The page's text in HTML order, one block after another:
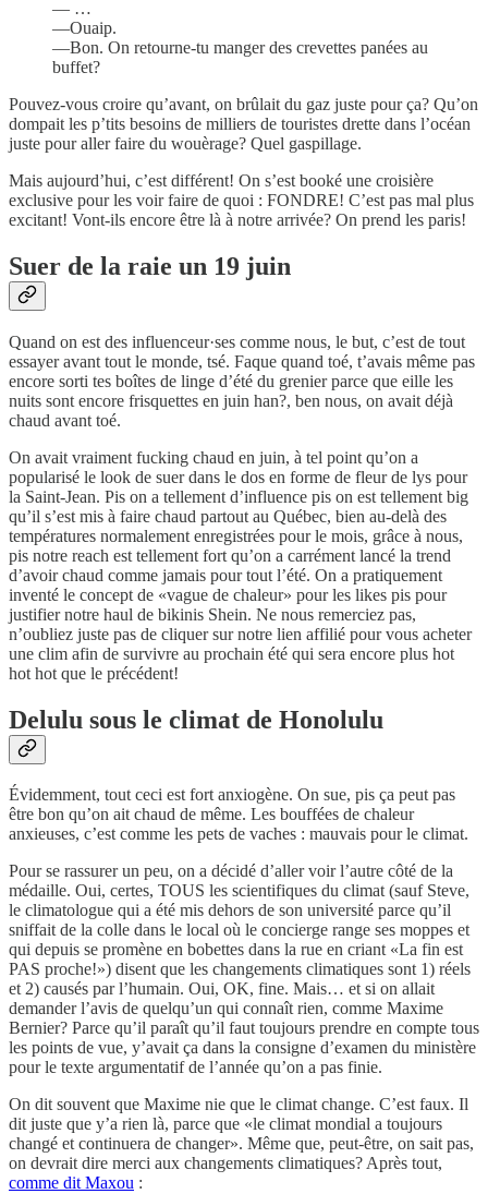
— …
—Ouaip.
—Bon. On retourne-tu manger des crevettes panées au
buffet?
Pouvez-vous croire qu’avant, on brûlait du gaz juste pour ça? Qu’on
dompait les p’tits besoins de milliers de touristes drette dans l’océan
juste pour aller faire du wouèrage? Quel gaspillage.
Mais aujourd’hui, c’est différent! On s’est booké une croisière
exclusive pour les voir faire de quoi : FONDRE! C’est pas mal plus
excitant! Vont-ils encore être là à notre arrivée? On prend les paris!
Suer de la raie un 19 juin
Quand on est des influenceur·ses comme nous, le but, c’est de tout
essayer avant tout le monde, tsé. Faque quand toé, t’avais même pas
encore sorti tes boîtes de linge d’été du grenier parce que eille les
nuits sont encore frisquettes en juin han?, ben nous, on avait déjà
chaud avant toé.
On avait vraiment fucking chaud en juin, à tel point qu’on a
popularisé le look de suer dans le dos en forme de fleur de lys pour
la Saint-Jean. Pis on a tellement d’influence pis on est tellement big
qu’il s’est mis à faire chaud partout au Québec, bien au-delà des
températures normalement enregistrées pour le mois, grâce à nous,
pis notre reach est tellement fort qu’on a carrément lancé la trend
d’avoir chaud comme jamais pour tout l’été. On a pratiquement
inventé le concept de «vague de chaleur» pour les likes pis pour
justifier notre haul de bikinis Shein. Ne nous remerciez pas,
n’oubliez juste pas de cliquer sur notre lien affilié pour vous acheter
une clim afin de survivre au prochain été qui sera encore plus hot
hot hot que le précédent!
Delulu sous le climat de Honolulu
Évidemment, tout ceci est fort anxiogène. On sue, pis ça peut pas
être bon qu’on ait chaud de même. Les bouffées de chaleur
anxieuses, c’est comme les pets de vaches : mauvais pour le climat.
Pour se rassurer un peu, on a décidé d’aller voir l’autre côté de la
médaille. Oui, certes, TOUS les scientifiques du climat (sauf Steve,
le climatologue qui a été mis dehors de son université parce qu’il
sniffait de la colle dans le local où le concierge range ses moppes et
qui depuis se promène en bobettes dans la rue en criant «La fin est
PAS proche!») disent que les changements climatiques sont 1) réels
et 2) causés par l’humain. Oui, OK, fine. Mais… et si on allait
demander l’avis de quelqu’un qui connaît rien, comme Maxime
Bernier? Parce qu’il paraît qu’il faut toujours prendre en compte tous
les points de vue, y’avait ça dans la consigne d’examen du ministère
pour le texte argumentatif de l’année qu’on a pas finie.
On dit souvent que Maxime nie que le climat change. C’est faux. Il
dit juste que y’a rien là, parce que «le climat mondial a toujours
changé et continuera de changer». Même que, peut-être, on sait pas,
on devrait dire merci aux changements climatiques? Après tout,
comme dit Maxou :